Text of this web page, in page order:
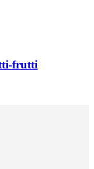
frutti